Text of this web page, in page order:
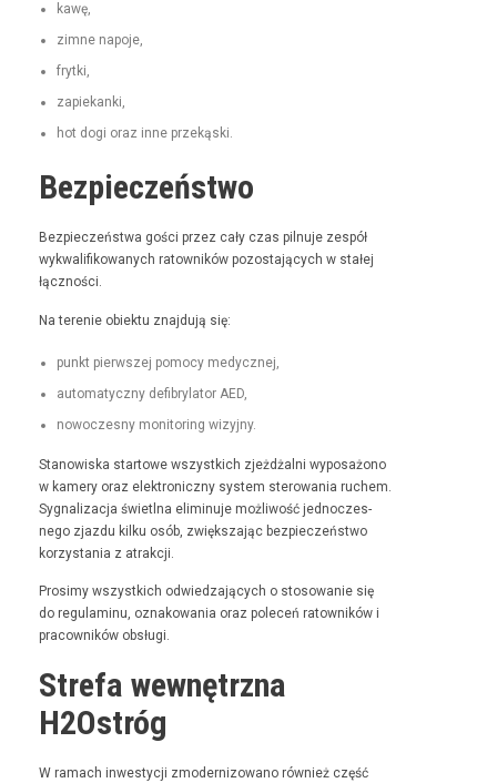
kawę,
zimne napo­je,
fry­t­ki,
zapiekan­ki,
hot dogi oraz inne przekąski.
Bezpieczeństwo
Bez­pieczeńst­wa goś­ci przez cały czas pil­nu­je zespół
wyk­wal­i­fikowanych ratown­ików pozosta­ją­cych w stałej
łączności.
Na tere­nie obiek­tu zna­j­du­ją się:
punkt pier­wszej pomo­cy medycznej,
automaty­czny defi­bry­la­tor AED,
nowoczes­ny mon­i­tor­ing wizyjny.
Stanowiska star­towe wszys­t­kich zjeżdżal­ni wyposażono
w kamery oraz elek­tron­iczny sys­tem sterowa­nia ruchem.
Syg­nal­iza­c­ja świ­etl­na elimin­u­je możli­wość jed­noczes­
nego zjaz­du kilku osób, zwięk­sza­jąc bez­pieczeńst­wo
korzys­ta­nia z atrakcji.
Prosimy wszys­t­kich odwiedza­ją­cych o stosowanie się
do reg­u­laminu, oznakowa­nia oraz pole­ceń ratown­ików i
pra­cown­ików obsługi.
Strefa wewnętrzna
H2Ostróg
W ramach inwest­y­cji zmod­ern­i­zowano również część